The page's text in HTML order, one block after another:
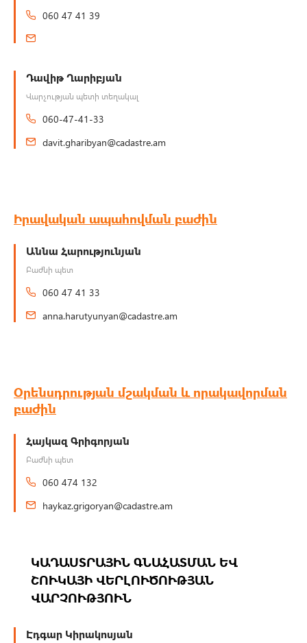
060 47 41 39
Դավիթ Ղարիբյան
Վարչության պետի տեղակալ
060-47-41-33
davit.gharibyan@cadastre.am
Իրավական ապահովման բաժին
Աննա Հարությունյան
Բաժնի պետ
060 47 41 33
anna.harutyunyan@cadastre.am
Օրենսդրության մշակման և որակավորման
բաժին
Հայկազ Գրիգորյան
Բաժնի պետ
060 474 132
haykaz.grigoryan@cadastre.am
ԿԱԴԱՍՏՐԱՅԻՆ ԳՆԱՀԱՏՄԱՆ ԵՎ
ՇՈՒԿԱՅԻ ՎԵՐԼՈՒԾՈՒԹՅԱՆ
ՎԱՐՉՈՒԹՅՈՒՆ
Էդգար Կիրակոսյան